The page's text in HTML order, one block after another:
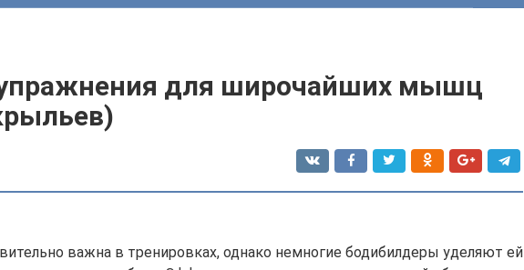
для широчайших мышц
важна в тренировках, однако немногие бодибилдеры уделяют ей